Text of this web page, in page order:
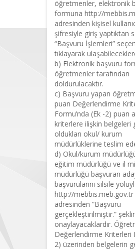
öğretmenler, elektronik
formuna http://
adresinden kişisel
şifresiyle giriş yaptıktan
“Başvuru İşlemleri”
tıklayarak
b) Elektronik başvuru
öğretmenler tarafından
doldurulacaktır.
c) Başvuru yapan
puan Değerlendirme
Formu’nda (Ek -2) puan
kriterlere ilişkin belgeleri
oldukları okul/ kurum
müdürlüklerine teslim
d) Okul/kurum
eğitim müdürlüğü ve il
müdürlüğü başvuran
başvurularını silsile
http://mebbis.meb.gov.tr
adresinden “Başvuru
gerçekleştirilmiştir.”
onaylayacaklardır.
Değerlendirme Kriterleri
2) üzerinden belgelerin